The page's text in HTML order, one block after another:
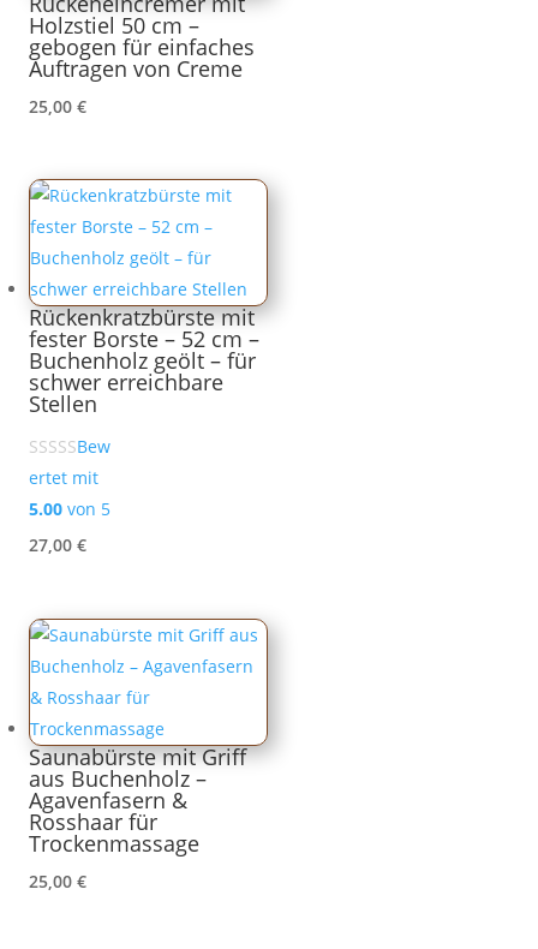
Holzstiel 50 cm –
gebogen für einfaches
Auftragen von Creme
25,00 €
Rückenkratzbürste mit
fester Borste – 52 cm –
Buchenholz geölt – für
schwer erreichbare
Stellen
Bew
ertet mit
5.00 von 5
27,00 €
Saunabürste mit Griff
aus Buchenholz –
Agavenfasern &
Rosshaar für
Trockenmassage
25,00 €